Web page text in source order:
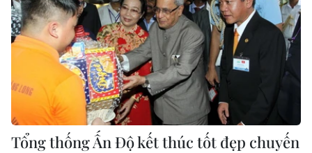
Tổng thống Ấn Độ kết thúc tốt đẹp chuyến